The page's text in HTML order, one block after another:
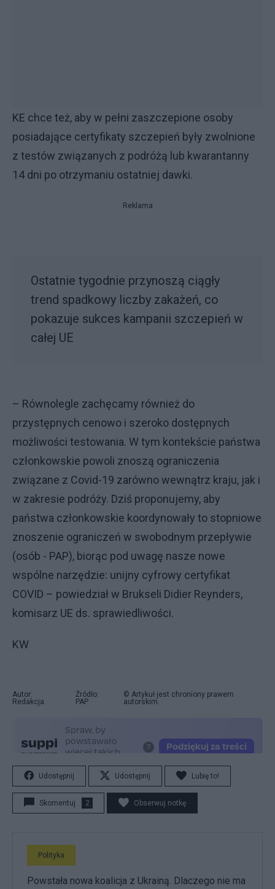
KE chce też, aby w pełni zaszczepione osoby
posiadające certyfikaty szczepień były zwolnione
z testów związanych z podróżą lub kwarantanny
14 dni po otrzymaniu ostatniej dawki.
Reklama
Ostatnie tygodnie przynoszą ciągły
trend spadkowy liczby zakażeń, co
pokazuje sukces kampanii szczepień w
całej UE
– Równolegle zachęcamy również do
przystępnych cenowo i szeroko dostępnych
możliwości testowania. W tym kontekście państwa
członkowskie powoli znoszą ograniczenia
związane z Covid-19 zarówno wewnątrz kraju, jak i
w zakresie podróży. Dziś proponujemy, aby
państwa członkowskie koordynowały to stopniowe
znoszenie ograniczeń w swobodnym przepływie
(osób - PAP), biorąc pod uwagę nasze nowe
wspólne narzędzie: unijny cyfrowy certyfikat
COVID – powiedział w Brukseli Didier Reynders,
komisarz UE ds. sprawiedliwości.
KW
Autor:
Redakcja
Źródło:
PAP
© Artykuł jest chroniony prawem
autorskim.
Udostępnij Udostępnij Lubię to!
Skomentuj 2 Obserwuj notkę
Polityka
Powstała nowa koalicja z Ukrainą. Dlaczego nie ma